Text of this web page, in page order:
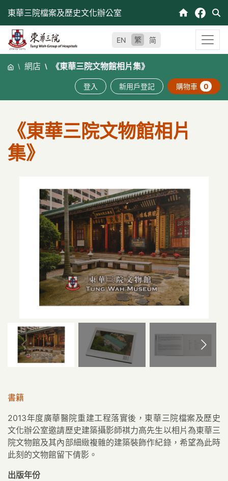
東華三院檔案及歷史文化辦公室
EN 繁 简
網店 《東華三院文物館相片集》
登入 新用戶登記 購物車 0
《東華三院文物館相片
集》
書籍
2013年度廣華醫院重建工程落實後，東華三院檔案及歷史
文化辦公室邀請歷史建築攝影師褀力高先生以相片為東華三
院文物館及其內部細緻複雜的建築裝飾作紀錄，希望為此時
此刻的文物館留下倩影。
出版年份